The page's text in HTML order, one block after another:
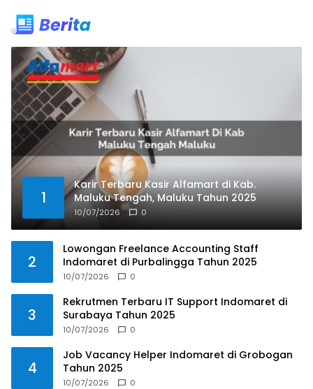
1
Karir Terbaru Kasir Alfamart di Kab.
Maluku Tengah, Maluku Tahun 2025
10/07/2026 0
2
Lowongan Freelance Accounting Staff
Indomaret di Purbalingga Tahun 2025
10/07/2026 0
3
Rekrutmen Terbaru IT Support Indomaret di
Surabaya Tahun 2025
10/07/2026 0
4
Job Vacancy Helper Indomaret di Grobogan
Tahun 2025
10/07/2026 0